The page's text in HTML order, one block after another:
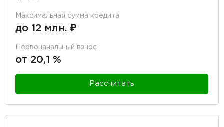
Максимальная сумма кредита
до 12 млн. ₽
Первоначальный взнос
от 20,1 %
Рассчитать